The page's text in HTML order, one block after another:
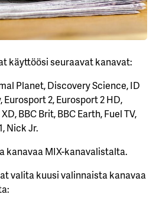
käyttöösi seuraavat kanavat:
Planet, Discovery Science, ID
2, Eurosport 2 HD,
BBC Brit, BBC Earth, Fuel TV,
Nick Jr.
kanavaa MIX-kanavalistalta.
valita kuusi valinnaista kanavaa